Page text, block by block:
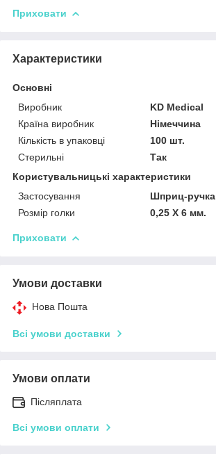
Приховати
Характеристики
Основні
Виробник
KD Medical
Країна виробник
Німеччина
Кількість в упаковці
100 шт.
Стерильні
Так
Користувальницькі характеристики
Застосування
Шприц-ручка
Розмір голки
0,25 Х 6 мм.
Приховати
Умови доставки
Нова Пошта
Всі умови доставки
Умови оплати
Післяплата
Всі умови оплати